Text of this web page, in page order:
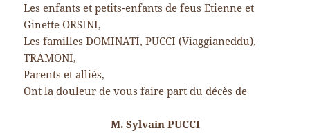
Les enfants et petits-enfants de feus Etienne et
Ginette ORSINI,
Les familles DOMINATI, PUCCI (Viaggianeddu),
TRAMONI,
Parents et alliés,
Ont la douleur de vous faire part du décès de
M. Sylvain PUCCI